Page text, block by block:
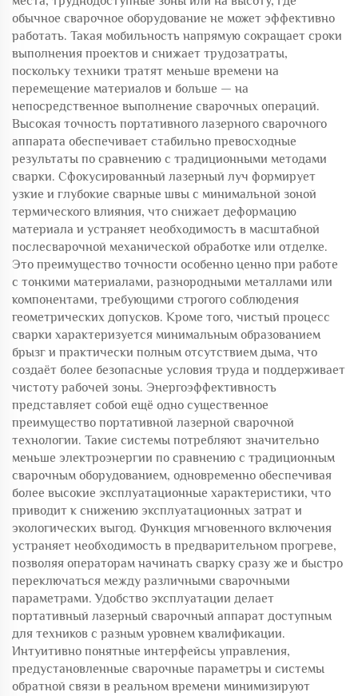
обычное сварочное оборудование не может эффективно
работать. Такая мобильность напрямую сокращает сроки
выполнения проектов и снижает трудозатраты,
поскольку техники тратят меньше времени на
перемещение материалов и больше — на
непосредственное выполнение сварочных операций.
Высокая точность портативного лазерного сварочного
аппарата обеспечивает стабильно превосходные
результаты по сравнению с традиционными методами
сварки. Сфокусированный лазерный луч формирует
узкие и глубокие сварные швы с минимальной зоной
термического влияния, что снижает деформацию
материала и устраняет необходимость в масштабной
послесварочной механической обработке или отделке.
Это преимущество точности особенно ценно при работе
с тонкими материалами, разнородными металлами или
компонентами, требующими строгого соблюдения
геометрических допусков. Кроме того, чистый процесс
сварки характеризуется минимальным образованием
брызг и практически полным отсутствием дыма, что
создаёт более безопасные условия труда и поддерживает
чистоту рабочей зоны. Энергоэффективность
представляет собой ещё одно существенное
преимущество портативной лазерной сварочной
технологии. Такие системы потребляют значительно
меньше электроэнергии по сравнению с традиционным
сварочным оборудованием, одновременно обеспечивая
более высокие эксплуатационные характеристики, что
приводит к снижению эксплуатационных затрат и
экологических выгод. Функция мгновенного включения
устраняет необходимость в предварительном прогреве,
позволяя операторам начинать сварку сразу же и быстро
переключаться между различными сварочными
параметрами. Удобство эксплуатации делает
портативный лазерный сварочный аппарат доступным
для техников с разным уровнем квалификации.
Интуитивно понятные интерфейсы управления,
предустановленные сварочные параметры и системы
обратной связи в реальном времени минимизируют